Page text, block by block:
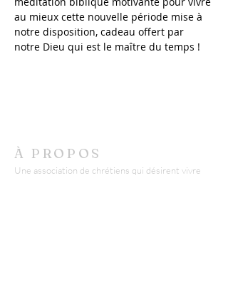
au mieux cette nouvelle période mise à
notre disposition, cadeau offert par
notre Dieu qui est le maître du temps !
À PROPOS
Une association de chrétiens qui désirent vivre